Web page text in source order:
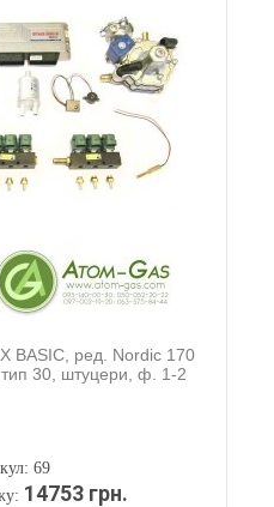
BASIC, ред. Nordic 170
30, штуцери, ф. 1-2
69
14753 грн.